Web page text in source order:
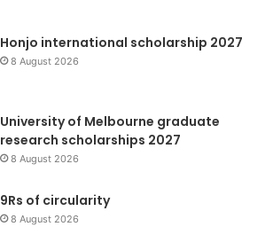
Honjo international scholarship 2027
8 August 2026
University of Melbourne graduate
research scholarships 2027
8 August 2026
9Rs of circularity
8 August 2026